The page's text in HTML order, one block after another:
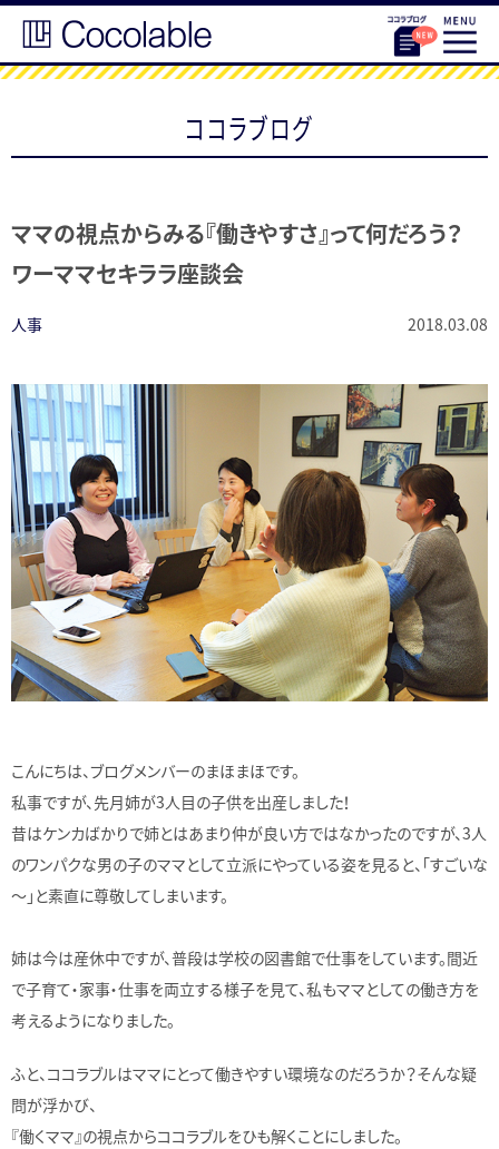
ココラブログ
ママの視点からみる『働きやすさ』って何だろう？
ワーママセキララ座談会
人事 2018.03.08
こんにちは、ブログメンバーのまほまほです。
私事ですが、先月姉が3人目の子供を出産しました！
昔はケンカばかりで姉とはあまり仲が良い方ではなかったのですが、3人
のワンパクな男の子のママとして立派にやっている姿を見ると、「すごいな
～」と素直に尊敬してしまいます。
姉は今は産休中ですが、普段は学校の図書館で仕事をしています。間近
で子育て・家事・仕事を両立する様子を見て、私もママとしての働き方を
考えるようになりました。
ふと、ココラブルはママにとって働きやすい環境なのだろうか？そんな疑
問が浮かび、
『働くママ』の視点からココラブルをひも解くことにしました。